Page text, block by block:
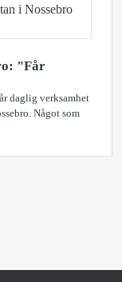
"Får
daglig verksamhet
Något som